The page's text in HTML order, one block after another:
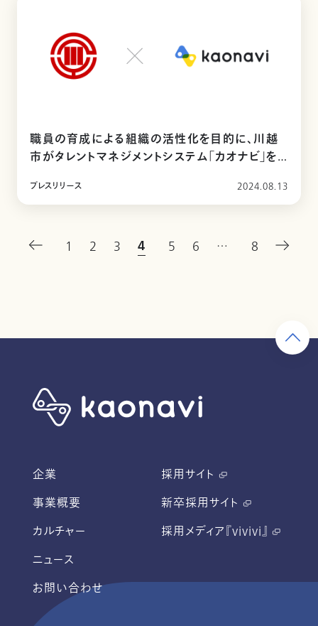
職員の育成による組織の活性化を目的に、川越
市がタレントマネジメントシステム「カオナビ」を
プレスリリース 2024.08.13
1 2 3 4 5 6 … 8
企業
事業概要
カルチャー
ニュース
お問い合わせ
採用サイト
新卒採用サイト
採用メディア『vivivi』